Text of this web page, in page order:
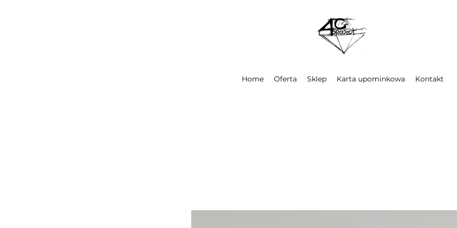
Home Oferta Sklep Karta upominkowa Kontakt